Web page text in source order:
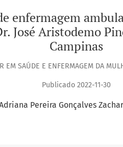
enfermagem
José Aristodemo
Campinas
EM SAÚDE E ENFERMAGEM DA
Publicado 2022-11-30
Pereira Gonçalves